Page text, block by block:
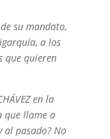
su mandato,
a los
que quieren
en la
que llame a
pasado? No